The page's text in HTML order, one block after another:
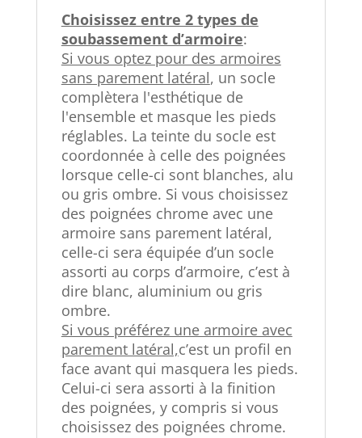
Choisissez entre 2 types de
soubassement d’armoire:
Si vous optez pour des armoires
sans parement latéral, un socle
complètera l'esthétique de
l'ensemble et masque les pieds
réglables. La teinte du socle est
coordonnée à celle des poignées
lorsque celle-ci sont blanches, alu
ou gris ombre. Si vous choisissez
des poignées chrome avec une
armoire sans parement latéral,
celle-ci sera équipée d’un socle
assorti au corps d’armoire, c’est à
dire blanc, aluminium ou gris
ombre.
Si vous préférez une armoire avec
parement latéral,c’est un profil en
face avant qui masquera les pieds.
Celui-ci sera assorti à la finition
des poignées, y compris si vous
choisissez des poignées chrome.